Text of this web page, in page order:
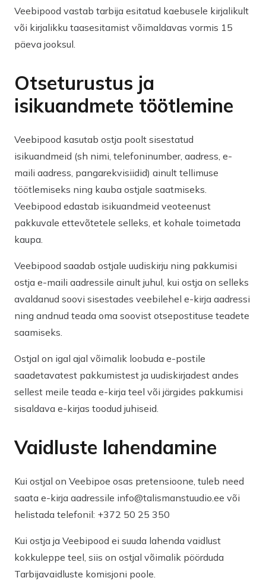
Veebipood vastab tarbija esitatud kaebusele kirjalikult
või kirjalikku taasesitamist võimaldavas vormis 15
päeva jooksul.
Otseturustus ja
isikuandmete töötlemine
Veebipood kasutab ostja poolt sisestatud
isikuandmeid (sh nimi, telefoninumber, aadress, e-
maili aadress, pangarekvisiidid) ainult tellimuse
töötlemiseks ning kauba ostjale saatmiseks.
Veebipood edastab isikuandmeid veoteenust
pakkuvale ettevõtetele selleks, et kohale toimetada
kaupa.
Veebipood saadab ostjale uudiskirju ning pakkumisi
ostja e-maili aadressile ainult juhul, kui ostja on selleks
avaldanud soovi sisestades veebilehel e-kirja aadressi
ning andnud teada oma soovist otsepostituse teadete
saamiseks.
Ostjal on igal ajal võimalik loobuda e-postile
saadetavatest pakkumistest ja uudiskirjadest andes
sellest meile teada e-kirja teel või järgides pakkumisi
sisaldava e-kirjas toodud juhiseid.
Vaidluste lahendamine
Kui ostjal on Veebipoe osas pretensioone, tuleb need
saata e-kirja aadressile info@talismanstuudio.ee või
helistada telefonil: +372 50 25 350
Kui ostja ja Veebipood ei suuda lahenda vaidlust
kokkuleppe teel, siis on ostjal võimalik pöörduda
Tarbijavaidluste komisjoni poole.